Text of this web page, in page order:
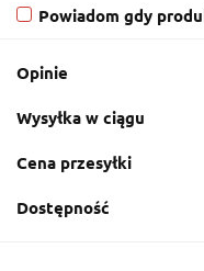
Powiadom gdy
Opinie
Wysyłka w ciągu
Cena przesyłki
Dostępność